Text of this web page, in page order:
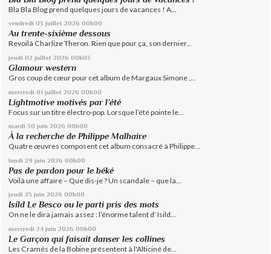
Bla Bla Blog prend quelques jours de vacances ! A...
vendredi 03 juillet 2026 00h00
Au trente-sixième dessous
Revoilà Charlize Theron. Rien que pour ça, son dernier...
jeudi 02 juillet 2026 00h03
Glamour western
Gros coup de cœur pour cet album de Margaux Simone ,...
mercredi 01 juillet 2026 00h00
Lightmotive motivés par l’été
Focus sur un titre électro-pop. Lorsque l’été pointe le...
mardi 30 juin 2026 00h00
À la recherche de Philippe Malhaire
Quatre œuvres composent cet album consacré à Philippe...
lundi 29 juin 2026 00h00
Pas de pardon pour le béké
Voilà une affaire – Que dis-je ? Un scandale – que la...
jeudi 25 juin 2026 00h00
Isild Le Besco ou le parti pris des mots
On ne le dira jamais assez : l’énorme talent d’ Isild...
mercredi 24 juin 2026 00h00
Le Garçon qui faisait danser les collines
Les Cramés de la Bobine présentent à l'Alticiné de...